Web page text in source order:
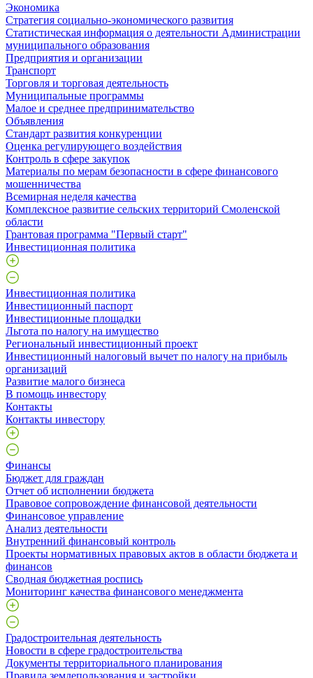
Экономика
Стратегия социально-экономического развития
Статистическая информация о деятельности Администрации
муниципального образования
Предприятия и организации
Транспорт
Торговля и торговая деятельность
Муниципальные программы
Малое и среднее предпринимательство
Объявления
Стандарт развития конкуренции
Оценка регулирующего воздействия
Контроль в сфере закупок
Материалы по мерам безопасности в сфере финансового
мошенничества
Всемирная неделя качества
Комплексное развитие сельских территорий Смоленской
области
Грантовая программа "Первый старт"
Инвестиционная политика
Инвестиционная политика
Инвестиционный паспорт
Инвестиционные площадки
Льгота по налогу на имущество
Региональный инвестиционный проект
Инвестиционный налоговый вычет по налогу на прибыль
организаций
Развитие малого бизнеса
В помощь инвестору
Контакты
Контакты инвестору
Финансы
Бюджет для граждан
Отчет об исполнении бюджета
Правовое сопровождение финансовой деятельности
Финансовое управление
Анализ деятельности
Внутренний финансовый контроль
Проекты нормативных правовых актов в области бюджета и
финансов
Сводная бюджетная роспись
Мониторинг качества финансового менеджмента
Градостроительная деятельность
Новости в сфере градостроительства
Документы территориального планирования
Правила землепользования и застройки